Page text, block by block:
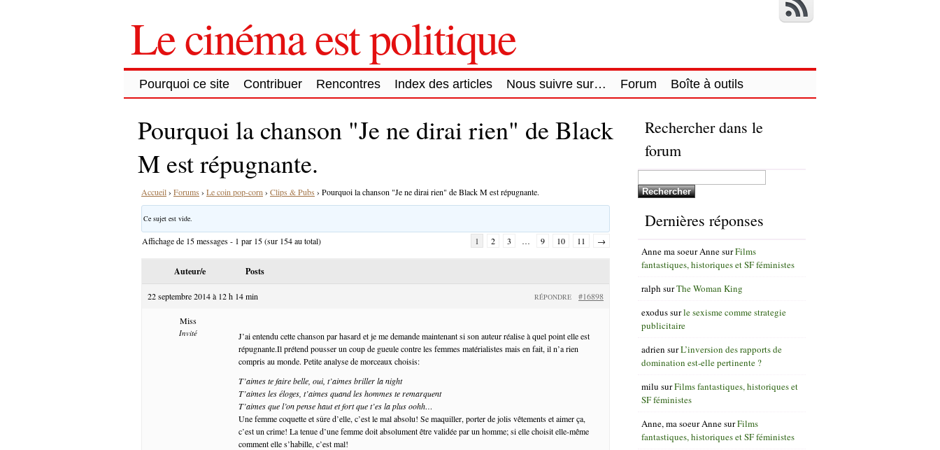
Le cinéma est politique
Pourquoi ce site Contribuer Rencontres Index des articles Nous suivre sur… Forum Boîte à outils
Pourquoi la chanson "Je ne dirai rien" de Black
M est répugnante.
Accueil› Forums › Le coin pop-corn › Clips & Pubs › Pourquoi la chanson "Je ne dirai rien" de Black M est répugnante.
Ce sujet est vide.
Affichage de 15 messages - 1 par 15 (sur 154 au total) 1 2 3 … 9 10 11 →
Auteur/e Posts
22 septembre 2014 à 12 h 14 min #16898
RÉPONDRE
Miss
Invité
J’ai entendu cette chanson par hasard et je me demande maintenant si son auteur réalise à quel point elle est
répugnante.Il prétend pousser un coup de gueule contre les femmes matérialistes mais en fait, il n’a rien
compris au monde. Petite analyse de morceaux choisis:
T’aimes te faire belle, oui, t’aimes briller la night
T’aimes les éloges, t’aimes quand les hommes te remarquent
T’aimes que l’on pense haut et fort que t’es la plus oohh…
Une femme coquette et sûre d’elle, c’est le mal absolu! Se maquiller, porter de jolis vêtements et aimer ça,
c’est un crime! La tenue d’une femme doit absolument être validée par un homme; si elle choisit elle-même
comment elle s’habille, c’est mal!
Rechercher dans le
forum
Dernières réponses
Anne ma soeur AnnesurFilms
fantastiques, historiques et SF féministes
ralph surThe Woman King
exodussurle sexisme comme strategie
publicitaire
adrien surL’inversion des rapports de
domination est-elle pertinente ?
milu surFilms fantastiques, historiques et
SF féministes
Anne, ma soeur AnnesurFilms
fantastiques, historiques et SF féministes